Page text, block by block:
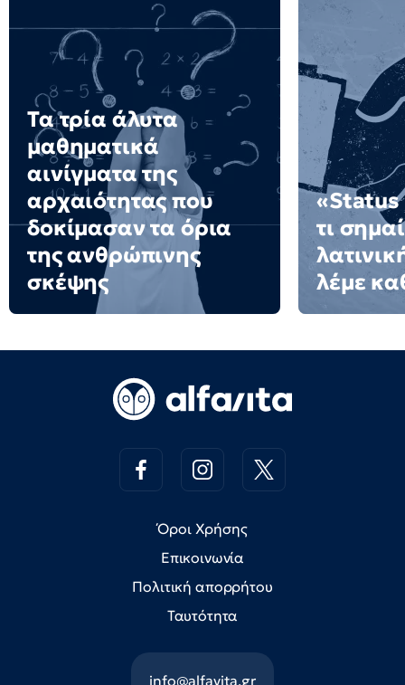
Τα τρία άλυτα
μαθηματικά
αινίγματα της
αρχαιότητας που
δοκίμασαν τα όρια
της ανθρώπινης
σκέψης
«Status
τι
λέμε
Όροι Χρήσης
Επικοινωνία
Πολιτική απορρήτου
Ταυτότητα
info@alfavita.gr